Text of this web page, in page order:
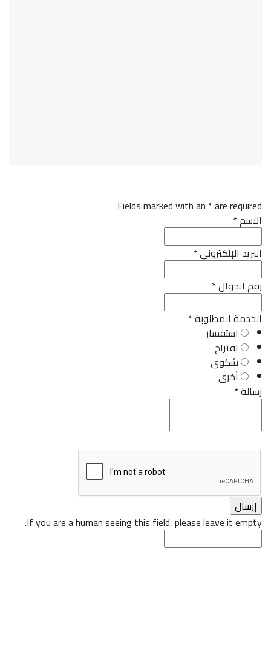
Fields marked with an *are required
الاسم*
البريد الإلكتروني*
رقم الجوال*
الخدمة المطلوبة*
استفسار
اقتراح
شكوى
أخرى
رسالة*
If you are a human seeing this field, please leave it empty.